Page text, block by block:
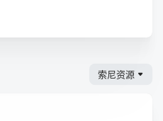
索尼资源